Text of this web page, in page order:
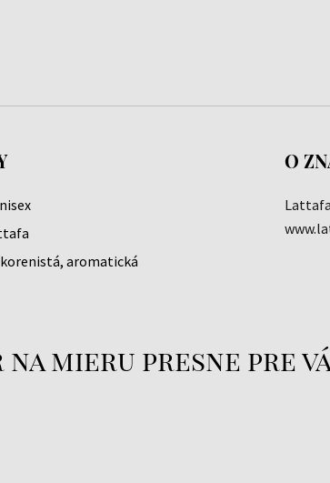
korenistá, aromatická
O
na mieru presne pre